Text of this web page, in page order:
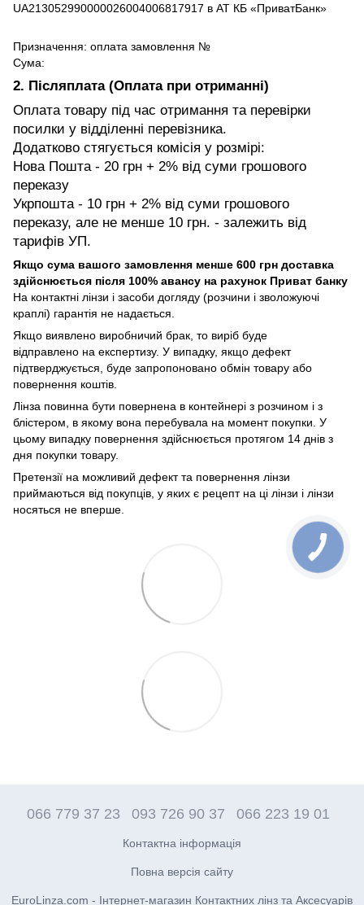
UA213052990000026004006817917 в АТ КБ «ПриватБанк»
Призначення: оплата замовлення №
Сума:
2. Післяплата (Оплата при отриманні)
Оплата товару під час отримання та перевірки
посилки у відділенні перевізника.
Додатково стягується комісія у розмірі:
Нова Пошта - 20 грн + 2% від суми грошового
переказу
Укрпошта - 10 грн + 2% від суми грошового
переказу, але не менше 10 грн. - залежить від
тарифів УП.
Якщо сума вашого замовлення менше 600 грн доставка
здійснюється після 100% авансу на рахунок Приват банку
На контактні лінзи і засоби догляду (розчини і зволожуючі
краплі) гарантія не надається.
Якщо виявлено виробничий брак, то виріб буде
відправлено на експертизу. У випадку, якщо дефект
підтверджується, буде запропоновано обмін товару або
повернення коштів.
Лінза повинна бути повернена в контейнері з розчином і з
блістером, в якому вона перебувала на момент покупки. У
цьому випадку повернення здійснюється протягом 14 днів з
дня покупки товару.
Претензії на можливий дефект та повернення лінзи
приймаються від покупців, у яких є рецепт на ці лінзи і лінзи
носяться не вперше.
066 779 37 23 093 726 90 37 066 223 19 01
Контактна інформація
Повна версія сайту
EuroLinza.com - Інтернет-магазин Контактних лінз та Аксесуарів